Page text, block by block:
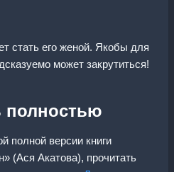
стать его женой. Якобы для
может закрутиться!
полностью
полной версии книги
(Ася Акатова), прочитать